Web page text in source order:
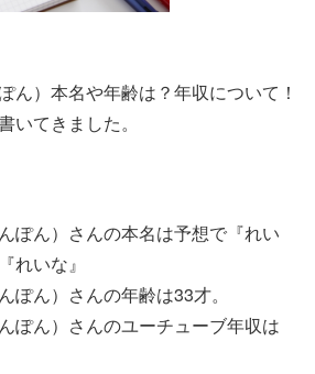
ん）本名や年齢は？年収について！
いてきました。
ぽん）さんの本名は予想で『れい
れいな』
ん）さんの年齢は33才。
ぽん）さんのユーチューブ年収は